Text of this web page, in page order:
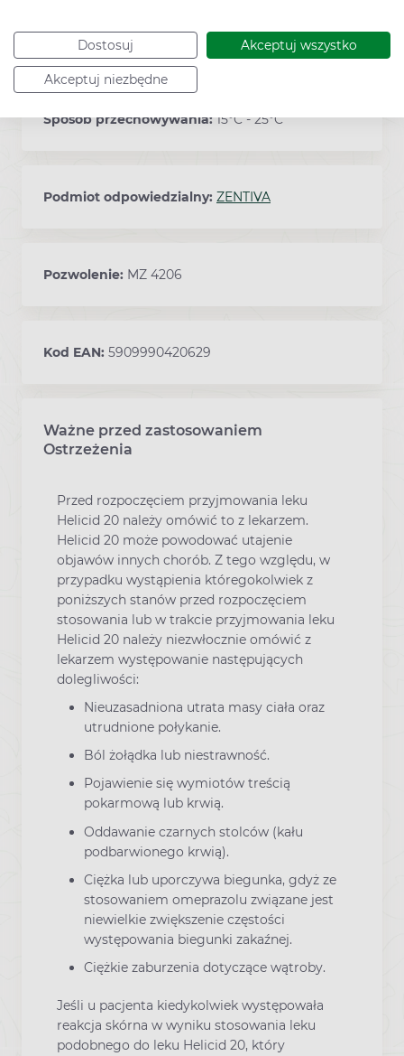
Dostosuj Akceptuj wszystko
Akceptuj niezbędne
dojelitowych twardych.
Sposób przechowywania:15°C - 25°C
Podmiot odpowiedzialny: ZENTIVA
Pozwolenie: MZ 4206
Kod EAN: 5909990420629
Ważne przed zastosowaniem
Ostrzeżenia
Przed rozpoczęciem przyjmowania leku
Helicid 20 należy omówić to z lekarzem.
Helicid 20 może powodować utajenie
objawów innych chorób. Z tego względu, w
przypadku wystąpienia któregokolwiek z
poniższych stanów przed rozpoczęciem
stosowania lub w trakcie przyjmowania leku
Helicid 20 należy niezwłocznie omówić z
lekarzem występowanie następujących
dolegliwości:
Nieuzasadniona utrata masy ciała oraz
utrudnione połykanie.
Ból żołądka lub niestrawność.
Pojawienie się wymiotów treścią
pokarmową lub krwią.
Oddawanie czarnych stolców (kału
podbarwionego krwią).
Ciężka lub uporczywa biegunka, gdyż ze
stosowaniem omeprazolu związane jest
niewielkie zwiększenie częstości
występowania biegunki zakaźnej.
Ciężkie zaburzenia dotyczące wątroby.
Jeśli u pacjenta kiedykolwiek występowała
reakcja skórna w wyniku stosowania leku
podobnego do leku Helicid 20, który